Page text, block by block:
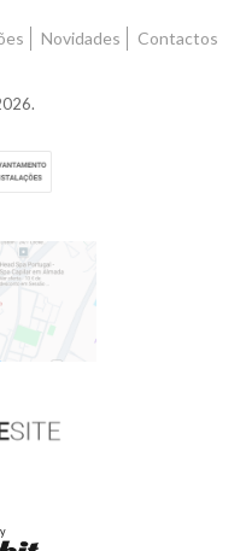
Novidades Contactos